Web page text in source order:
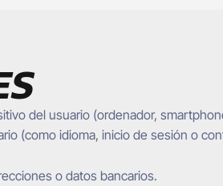
del usuario (ordenador,
(como idioma, inicio de sesión o
o datos bancarios.